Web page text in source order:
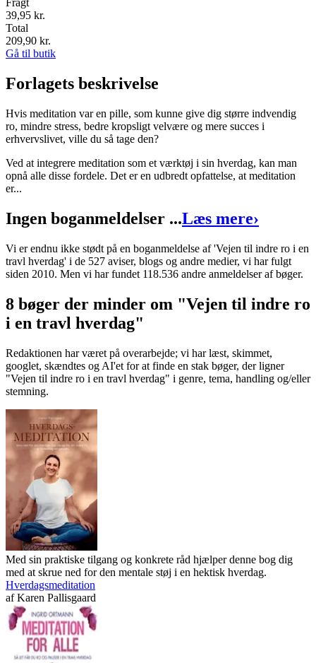
Fragt
39,95 kr.
Total
209,90 kr.
Gå til butik
Forlagets beskrivelse
Hvis meditation var en pille, som kunne give dig større indvendig
ro, mindre stress, bedre kropsligt velvære og mere succes i
erhvervslivet, ville du så tage den?
Ved at integrere meditation som et værktøj i sin hverdag, kan man
opnå alle disse fordele. Det er en udbredt opfattelse, at meditation
er...
Ingen boganmeldelser ...Læs mere›
Vi er endnu ikke stødt på en boganmeldelse af 'Vejen til indre ro i en
travl hverdag' i de 527 aviser, blogs og andre medier, vi har fulgt
siden 2010. Men vi har fundet 118.536 andre anmeldelser af bøger.
8 bøger der minder om "Vejen til indre ro
i en travl hverdag"
Redaktionen har været på overarbejde; vi har læst, skimmet,
googlet, skændtes og AI'et for at finde en stak bøger, der ligner
"Vejen til indre ro i en travl hverdag" i genre, tema, handling og/eller
stemning.
Med sin praktiske tilgang og konkrete råd hjælper denne bog dig
med at skrue ned for den mentale støj i en hektisk hverdag.
Hverdagsmeditation
afKaren Pallisgaard